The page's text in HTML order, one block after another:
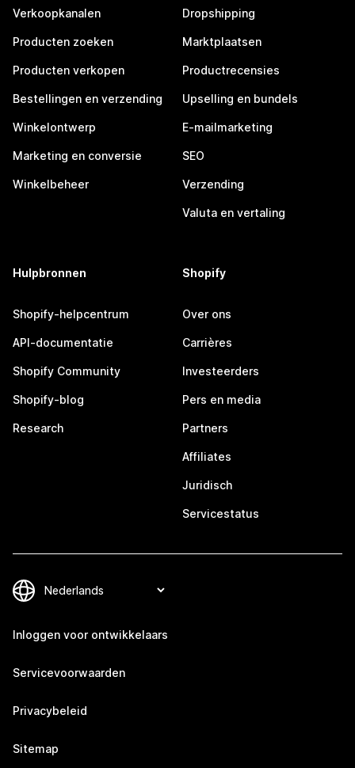
Verkoopkanalen
Producten zoeken
Producten verkopen
Bestellingen en verzending
Winkelontwerp
Marketing en conversie
Winkelbeheer
Dropshipping
Marktplaatsen
Productrecensies
Upselling en bundels
E-mailmarketing
SEO
Verzending
Valuta en vertaling
Hulpbronnen
Shopify-helpcentrum
API-documentatie
Shopify Community
Shopify-blog
Research
Shopify
Over ons
Carrières
Investeerders
Pers en media
Partners
Affiliates
Juridisch
Servicestatus
Inloggen voor ontwikkelaars
Servicevoorwaarden
Privacybeleid
Sitemap